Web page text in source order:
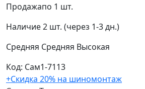
Продажапо 1 шт.
Наличие2 шт. (через 1-3 дн.)
Средняя Средняя Высокая
Код: Сам1-7113
+Скидка 20% на шиномонтаж